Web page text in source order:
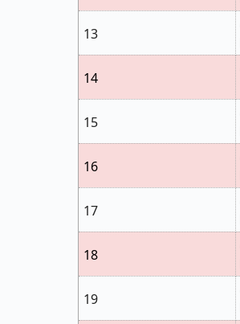
13
14
15
16
17
18
19